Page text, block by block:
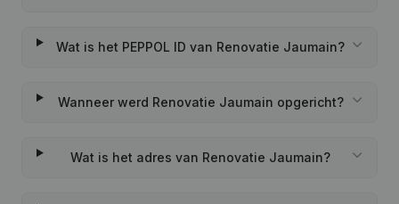
Wat is het PEPPOL ID van Renovatie Jaumain?
Wanneer werd Renovatie Jaumain opgericht?
Wat is het adres van Renovatie Jaumain?